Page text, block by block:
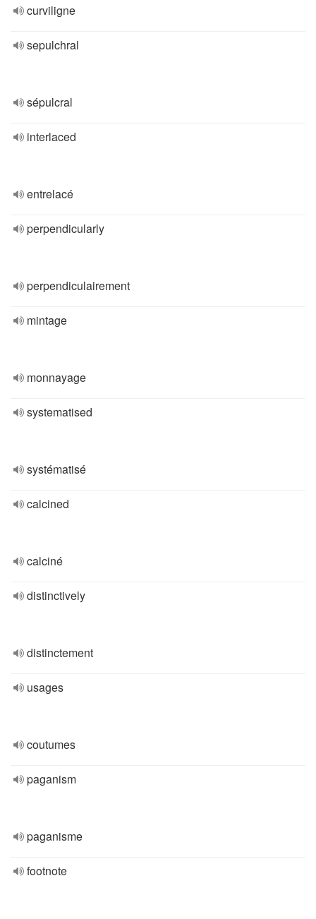
curviligne
sepulchral
sépulcral
interlaced
entrelacé
perpendicularly
perpendiculairement
mintage
monnayage
systematised
systématisé
calcined
calciné
distinctively
distinctement
usages
coutumes
paganism
paganisme
footnote